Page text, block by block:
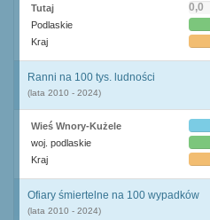
Tutaj 0,0
Podlaskie
Kraj
Ranni na 100 tys. ludności
(lata 2010 - 2024)
Wieś Wnory-Kużele
woj. podlaskie
Kraj
Ofiary śmiertelne na 100 wypadków
(lata 2010 - 2024)